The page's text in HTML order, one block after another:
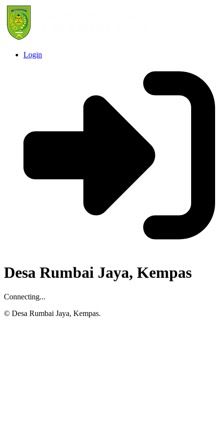
Login
Desa Rumbai Jaya, Kempas
Connecting...
© Desa Rumbai Jaya, Kempas.